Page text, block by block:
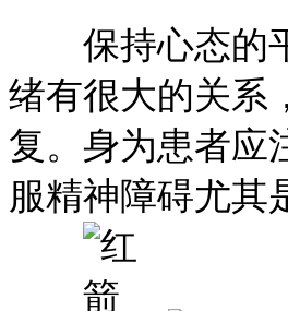
保持心态的平
绪有很大的关系
复。身为患者应
服精神障碍尤其